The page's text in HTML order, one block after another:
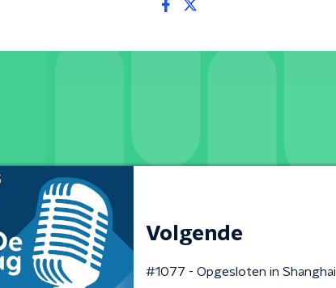
Volgende
#1077 - Opgesloten in Shanghai